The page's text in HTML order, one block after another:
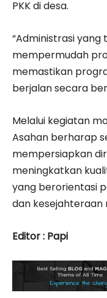
PKK di desa.
“Administrasi
mempermudah
memastikan
berjalan secara
Melalui kegiatan
Asahan berharap
mempersiapkan
meningkatkan
yang berorientasi
dan kesejahteraan
Editor : Papi